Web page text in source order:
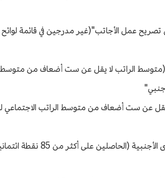
تصريح عمل الأجاتب"(غير مدرجين في قائمة
(متوسط الراتب لا يقل عن ست أضعاف من متوسط
عن ست أضعاف من متوسط الراتب الاجتماعي
الدليل للحصول على تصريح عمل للأجانب للمواهب